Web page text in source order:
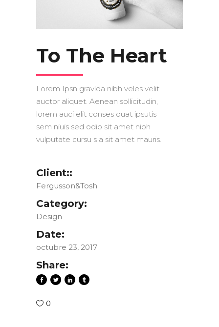
To The Heart
Lorem Ipsn gravida nibh veles velit
auctor aliquet. Aenean sollicitudin,
lorem auci elit conses quat ipsutis
sem niuis sed odio sit amet nibh
vulputate cursu s a sit amet mauris.
Client::
Fergusson&Tosh
Category:
Design
Date:
octubre 23, 2017
Share:
0